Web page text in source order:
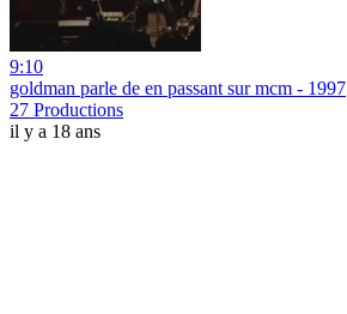
9:10
goldman parle de en passant sur mcm - 1997
27 Productions
il y a 18 ans